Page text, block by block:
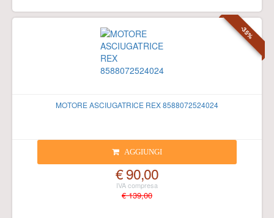
MOTORE ASCIUGATRICE REX 8588072524024
AGGIUNGI
€ 90,00
€ 139,00
-35%